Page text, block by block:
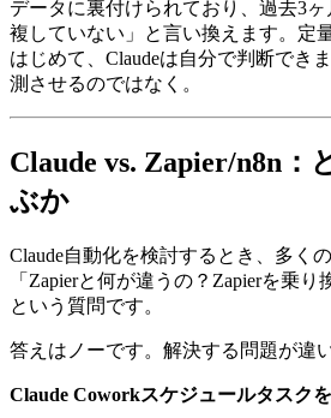
データに裏付けられており、過去3
複していない」と言い換えます。定
はじめて、Claudeは自分で判断でき
測させるのではなく。
Claude vs. Zapier/n8n：
ぶか
Claude自動化を検討するとき、多く
「Zapierと何が違うの？Zapierを乗り
という質問です。
答えはノーです。解決する問題が違
Claude Coworkスケジュールタスク